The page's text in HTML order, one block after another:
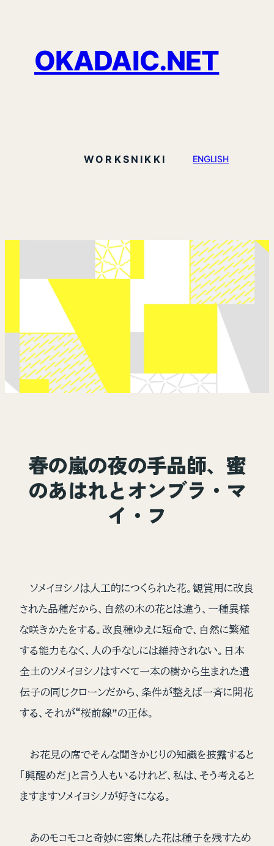
OKADAIC.NET
WORKS NIKKI ENGLISH
春の嵐の夜の手品師、蜜
のあはれとオンブラ・マ
イ・フ
ソメイヨシノは人工的につくられた花。観賞用に改良
された品種だから、自然の木の花とは違う、一種異様
な咲きかたをする。改良種ゆえに短命で、自然に繁殖
する能力もなく、人の手なしには維持されない。日本
全土のソメイヨシノはすべて一本の樹から生まれた遺
伝子の同じクローンだから、条件が整えば一斉に開花
する、それが“桜前線”の正体。
お花見の席でそんな聞きかじりの知識を披露すると
「興醒めだ」と言う人もいるけれど、私は、そう考えると
ますますソメイヨシノが好きになる。
あのモコモコと奇妙に密集した花は種子を残すため